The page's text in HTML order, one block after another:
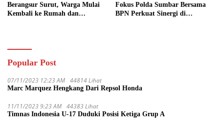
Berangsur Surut, Warga Mulai
Kembali ke Rumah dan
Fokus Polda Sumbar Bersama
BPN Perkuat Sinergi di
Popular Post
07/11/2023 12:23 AM 44814 Lihat
Marc Marquez Hengkang Dari Repsol Honda
11/11/2023 9:23 AM 44383 Lihat
Timnas Indonesia U-17 Duduki Posisi Ketiga Grup A